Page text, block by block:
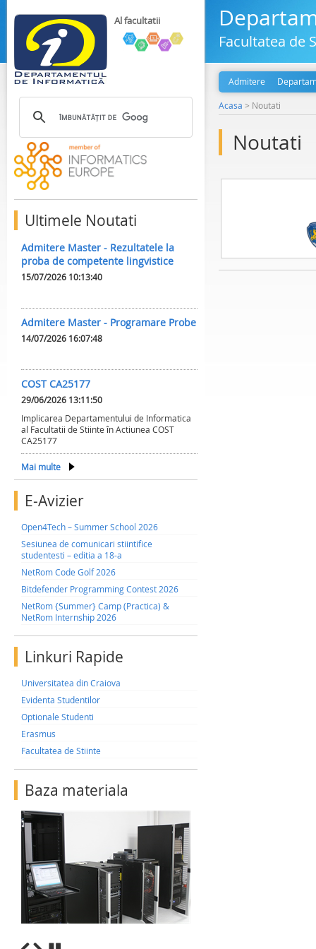
Al facultatii
Ultimele Noutati
Admitere Master - Rezultatele la
proba de competente lingvistice
15/07/2026 10:13:40
Admitere Master - Programare Probe
14/07/2026 16:07:48
COST CA25177
29/06/2026 13:11:50
Implicarea Departamentului de Informatica
al Facultatii de Stiinte în Actiunea COST
CA25177
Mai multe
E-Avizier
Open4Tech – Summer School 2026
Sesiunea de comunicari stiintifice
studentesti – editia a 18-a
NetRom Code Golf 2026
Bitdefender Programming Contest 2026
NetRom {Summer} Camp (Practica) &
NetRom Internship 2026
Linkuri Rapide
Universitatea din Craiova
Evidenta Studentilor
Optionale Studenti
Erasmus
Facultatea de Stiinte
Baza materiala
Facultatea de
Admitere
Acasa > Noutati
Noutati